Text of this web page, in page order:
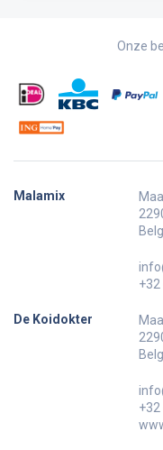
Onze
Malamix
+32
De Koidokter
+32